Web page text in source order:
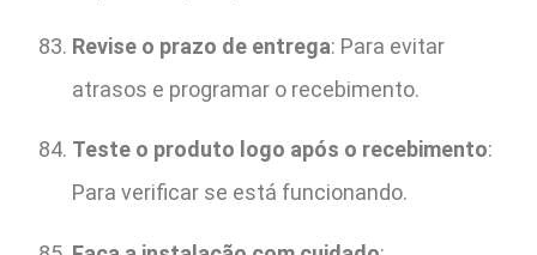
Revise o prazo de entrega: Para evitar
atrasos e programar o recebimento.
Teste o produto logo após o recebimento:
Para verificar se está funcionando.